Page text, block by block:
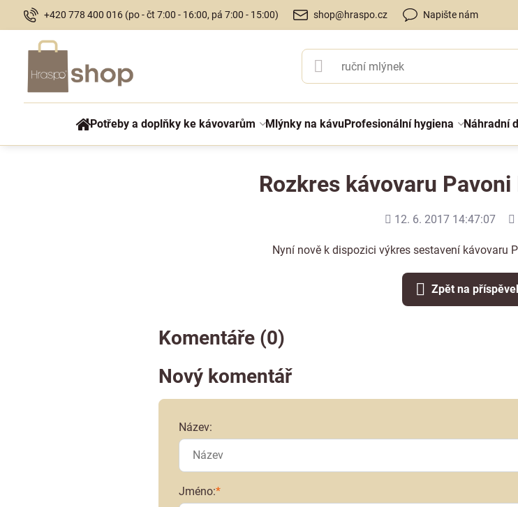
+420 778 400 016 (po - čt 7:00 - 16:00, pá 7:00 - 15:00) shop@hraspo.cz Napište nám
Potřeby a doplňky ke kávovarům Mlýnky na kávuProfesionální hygiena Náhradní
Rozkres kávovaru Pavoni
Přidáno
12. 6. 2017 14:47:07
Nyní nově k dispozici výkres sestavení kávovaru
Zpět na
Komentáře (0)
Nový komentář
Název:
Jméno:*